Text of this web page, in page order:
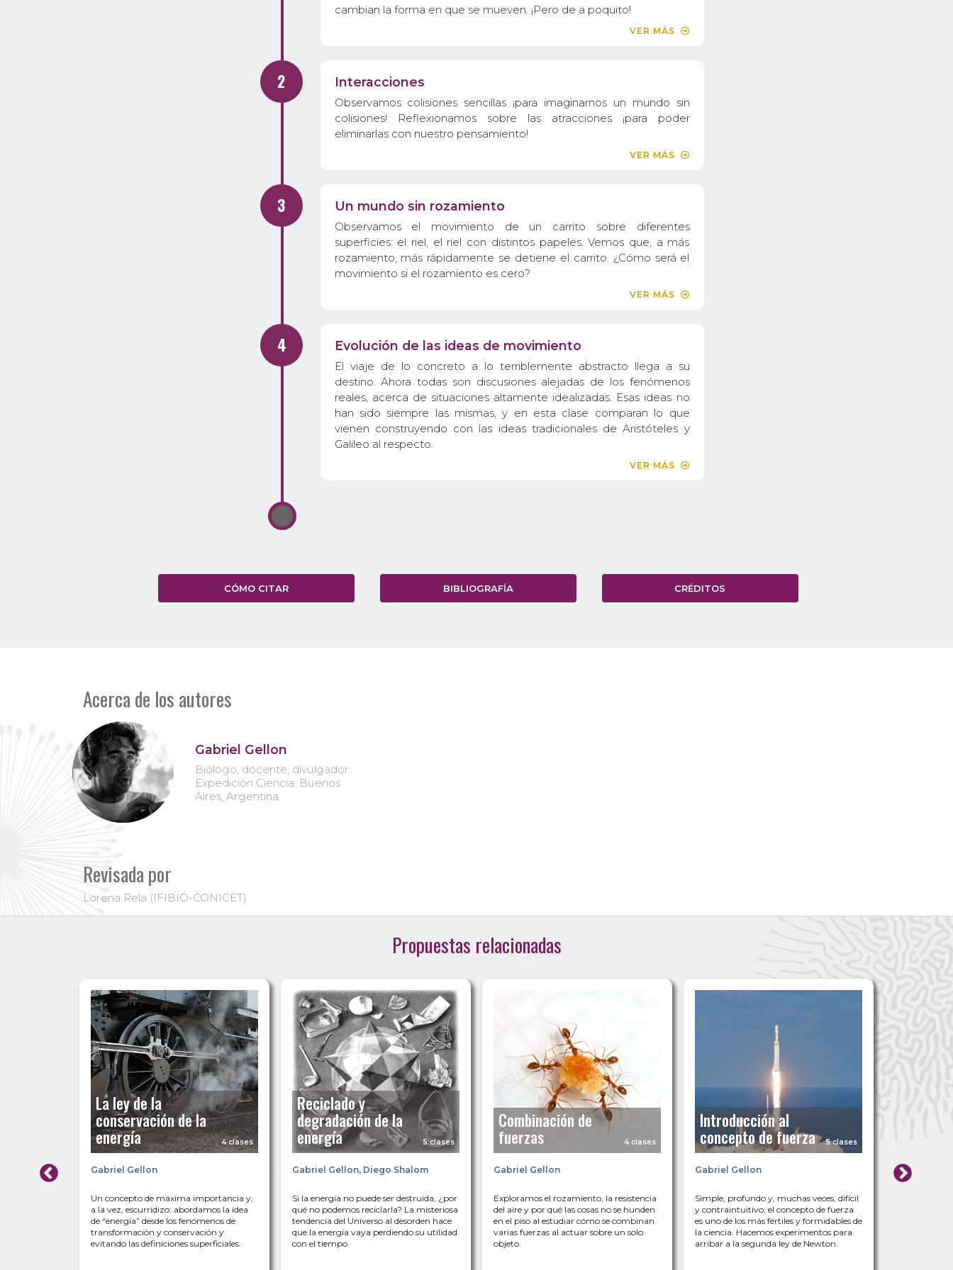
cambian la forma en que se mueven. ¡Pero de a poquito!
VER MÁS
Interacciones
Observamos colisiones sencillas ¡para imaginarnos un mundo sin
colisiones! Reflexionamos sobre las atracciones ¡para poder
eliminarlas con nuestro pensamiento!
VER MÁS
Un mundo sin rozamiento
Observamos el movimiento de un carrito sobre diferentes
superficies: el riel, el riel con distintos papeles. Vemos que, a más
rozamiento, más rápidamente se detiene el carrito. ¿Cómo será el
movimiento si el rozamiento es cero?
VER MÁS
Evolución de las ideas de movimiento
El viaje de lo concreto a lo terriblemente abstracto llega a su
destino. Ahora todas son discusiones alejadas de los fenómenos
reales, acerca de situaciones altamente idealizadas. Esas ideas no
han sido siempre las mismas, y en esta clase comparan lo que
vienen construyendo con las ideas tradicionales de Aristóteles y
Galileo al respecto.
VER MÁS
CÓMO CITAR BIBLIOGRAFÍA CRÉDITOS
Acerca de los autores
Gabriel Gellon
Biólogo, docente, divulgador.
Expedición Ciencia. Buenos
Aires, Argentina.
Revisada por
Lorena Rela (IFIBIO-CONICET)
Propuestas relacionadas
La ley de la
conservación de la
energía 4 clases
Gabriel Gellon
Un concepto de máxima importancia y,
a la vez, escurridizo: abordamos la idea
de “energía” desde los fenómenos de
transformación y conservación y
evitando las definiciones superficiales.
Reciclado y
degradación de la
energía 5 clases
Gabriel Gellon, Diego Shalom
Si la energía no puede ser destruida, ¿por
qué no podemos reciclarla? La misteriosa
tendencia del Universo al desorden hace
que la energía vaya perdiendo su utilidad
con el tiempo.
Combinación de
fuerzas 4 clases
Gabriel Gellon
Exploramos el rozamiento, la resistencia
del aire y por qué las cosas no se hunden
en el piso al estudiar cómo se combinan
varias fuerzas al actuar sobre un solo
objeto.
Introducción al
concepto de fuerza 5 clases
Gabriel Gellon
Simple, profundo y, muchas veces, difícil
y contraintuitivo, el concepto de fuerza
es uno de los más fértiles y formidables de
la ciencia. Hacemos experimentos para
arribar a la segunda ley de Newton.
Vera